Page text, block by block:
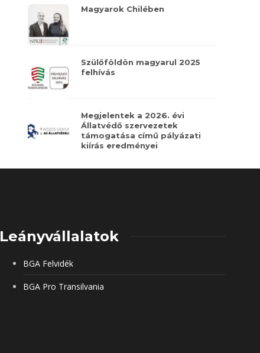
Magyarok Chilében
Szülőföldön magyarul 2025
felhívás
Megjelentek a 2026. évi
Állatvédő szervezetek
támogatása című pályázati
kiírás eredményei
Leányvállalatok
BGA Felvidék
BGA Pro Transilvania